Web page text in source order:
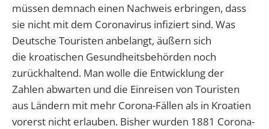
müssen demnach einen Nachweis erbringen, dass
sie nicht mit dem Coronavirus infiziert sind. Was
Deutsche Touristen anbelangt, äußern sich
die kroatischen Gesundheitsbehörden noch
zurückhaltend. Man wolle die Entwicklung der
Zahlen abwarten und die Einreisen von Touristen
aus Ländern mit mehr Corona-Fällen als in Kroatien
vorerst nicht erlauben. Bisher wurden 1881 Corona-